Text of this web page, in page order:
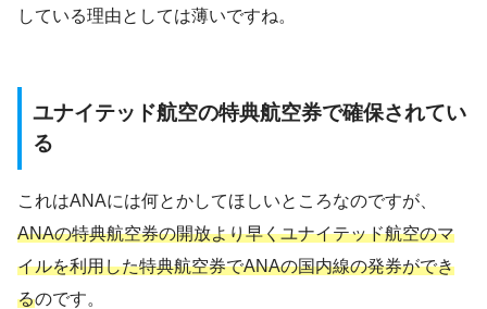
している理由としては薄いですね。
ユナイテッド航空の特典航空券で確保されてい
る
これはANAには何とかしてほしいところなのですが、
ANAの特典航空券の開放より早くユナイテッド航空のマ
イルを利用した特典航空券でANAの国内線の発券ができ
るのです。